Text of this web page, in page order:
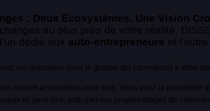
: Deux Écosystèmes, Une Vision
au plus près de votre réalité,
dédié aux auto-entrepreneurs et l'autre
vos questions dans le groupe qui correspond à votre
restent accessibles pour tous. Vous avez la possibilité
et, peut-être, anticiper vos propres étapes de